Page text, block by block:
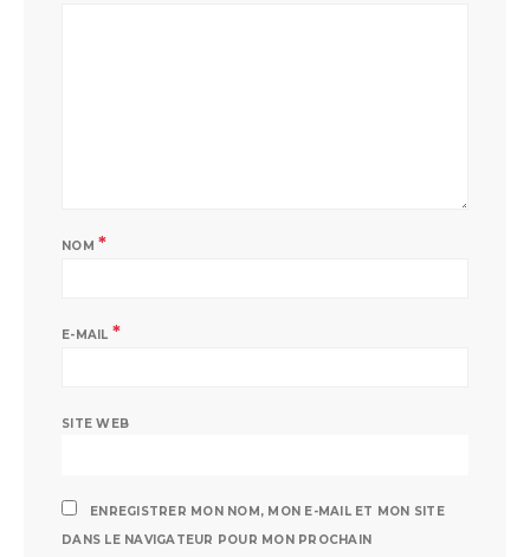
NOM *
E-MAIL *
SITE WEB
ENREGISTRER MON NOM, MON E-MAIL ET MON SITE
DANS LE NAVIGATEUR POUR MON PROCHAIN